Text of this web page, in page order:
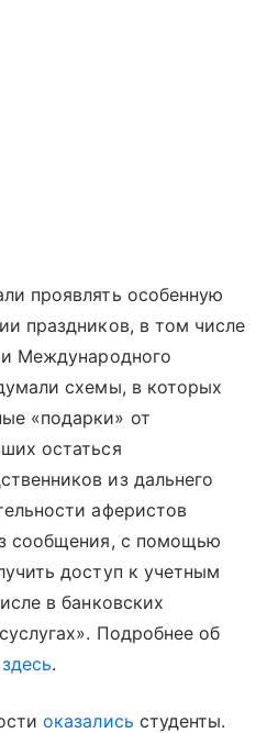
проявлять особенную
праздников, в том числе
и Международного
схемы, в которых
«подарки» от
остаться
из дальнего
аферистов
сообщения, с помощью
доступ к учетным
в банковских
Подробнее об
здесь.
оказались студенты.